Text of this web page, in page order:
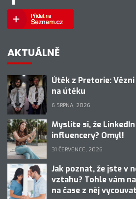
AKTUÁLNĚ
Útěk z Pretorie:
na útěku
6 SRPNA, 2026
Myslíte si, že
influencery? Omyl!
31 ČERVENCE, 2026
Jak poznat, že jste v
vztahu? Tohle vám
na čase z něj vycouvat